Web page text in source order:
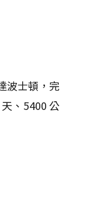
波士頓，完
、5400 公